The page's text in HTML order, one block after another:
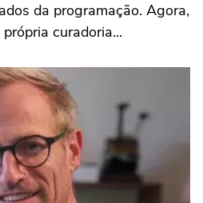
da programação. Agora,
curadoria...